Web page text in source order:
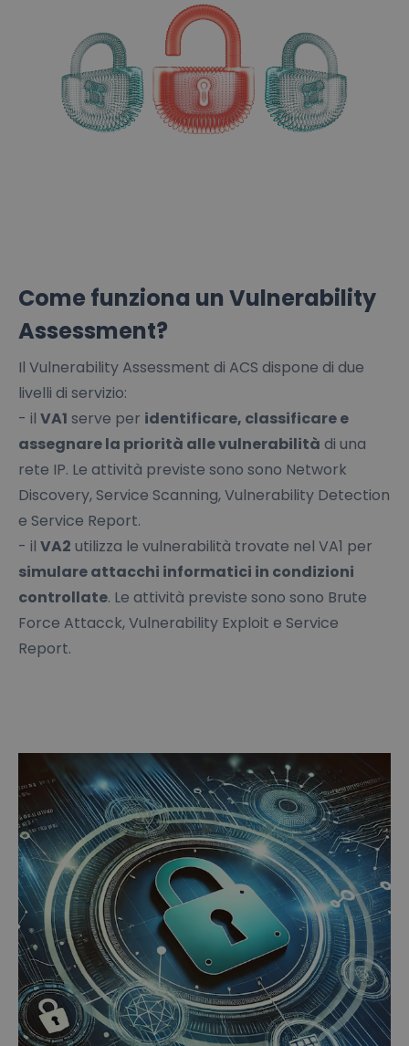
Come funziona un Vulnerability
Assessment?
Il Vulnerability Assessment di ACS dispone di due
livelli di servizio:
- il VA1 serve per identificare, classificare e
assegnare la priorità alle vulnerabilità di una
rete IP. Le attività previste sono sono Network
Discovery, Service Scanning, Vulnerability Detection
e Service Report.
- il VA2 utilizza le vulnerabilità trovate nel VA1 per
simulare attacchi informatici in condizioni
controllate. Le attività previste sono sono Brute
Force Attacck, Vulnerability Exploit e Service
Report.